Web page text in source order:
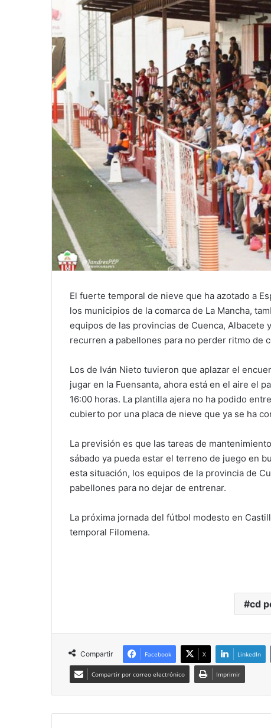
El fuerte temporal de nieve que ha azotado a
los municipios de la comarca de La Mancha,
equipos de las provincias de Cuenca,
recurren a pabellones para no perder ritmo de
Los de Iván Nieto tuvieron que aplazar el
jugar en la Fuensanta, ahora está en el aire el
16:00 horas. La plantilla ajera no ha podido
cubierto por una placa de nieve que ya se ha
La previsión es que las tareas de
sábado ya pueda estar el terreno de juego en
esta situación, los equipos de la provincia de
pabellones para no dejar de entrenar.
La próxima jornada del fútbol modesto en
temporal Filomena.
cd
Compartir Facebook X LinkedIn
Compartir por correo electrónico Imprimir